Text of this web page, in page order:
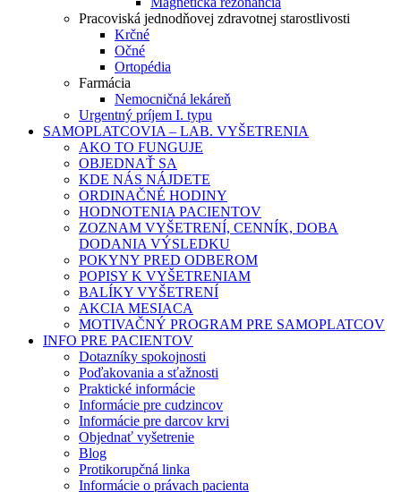
Pracoviská jednodňovej zdravotnej starostlivosti
Krčné
Očné
Ortopédia
Farmácia
Nemocničná lekáreň
Urgentný príjem I. typu
SAMOPLATCOVIA – LAB. VYŠETRENIA
AKO TO FUNGUJE
OBJEDNAŤ SA
KDE NÁS NÁJDETE
ORDINAČNÉ HODINY
HODNOTENIA PACIENTOV
ZOZNAM VYŠETRENÍ, CENNÍK, DOBA
DODANIA VÝSLEDKU
POKYNY PRED ODBEROM
POPISY K VYŠETRENIAM
BALÍKY VYŠETRENÍ
AKCIA MESIACA
MOTIVAČNÝ PROGRAM PRE SAMOPLATCOV
INFO PRE PACIENTOV
Dotazníky spokojnosti
Poďakovania a sťažnosti
Praktické informácie
Informácie pre cudzincov
Informácie pre darcov krvi
Objednať vyšetrenie
Blog
Protikorupčná linka
Informácie o právach pacienta